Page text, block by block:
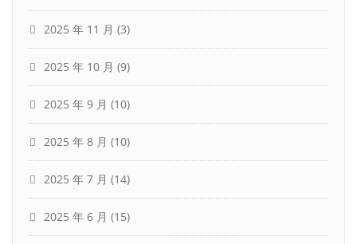
2025 年 11 月 (3)
2025 年 10 月 (9)
2025 年 9 月 (10)
2025 年 8 月 (10)
2025 年 7 月 (14)
2025 年 6 月 (15)